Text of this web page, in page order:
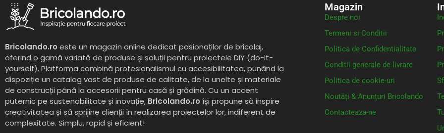
Bricolando.ro este un magazin online dedicat pasionaților de bricolaj,
oferind o gamă variată de produse și soluții pentru proiectele DIY (do-it-
yourself). Platforma combină profesionalismul cu accesibilitatea, punând la
dispoziție un catalog vast de produse de calitate, de la unelte și materiale
de construcții până la accesorii pentru casă și grădină. Cu un accent
puternic pe sustenabilitate și inovație, Bricolando.ro își propune să inspire
creativitatea și să sprijine clienții în realizarea proiectelor lor, indiferent de
complexitate. Simplu, rapid și eficient!
Magazin
Despre noi
Termeni si Conditii
Politica de Confidentialitate
Conditii generale de livrare
Politica de cookie-uri
Noutăți & Anunțuri Bricolando
Contacteaza-ne